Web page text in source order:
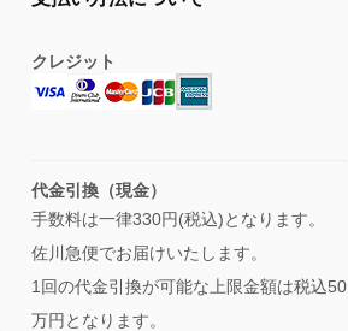
クレジット
代金引換（現金）
手数料は一律330円(税込)となります。
佐川急便でお届けいたします。
1回の代金引換が可能な上限金額は税込50
万円となります。